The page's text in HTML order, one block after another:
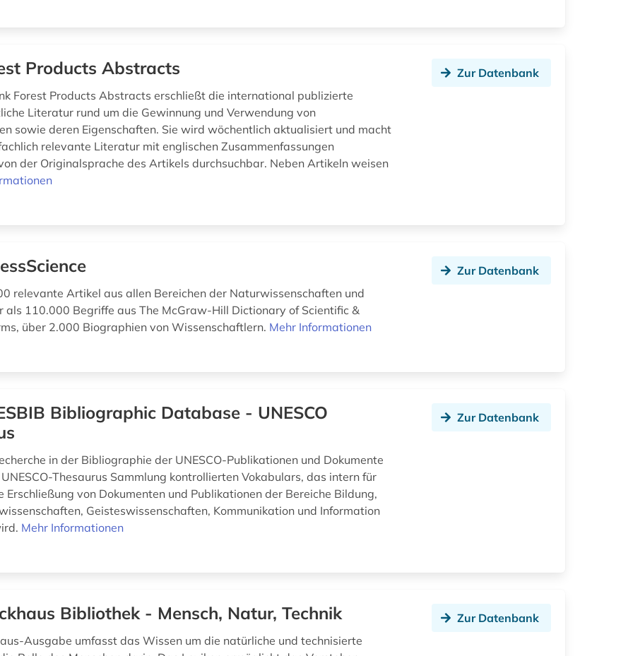
Products Abstracts
Forest Products Abstracts erschließt die international publizierte
Literatur rund um die Gewinnung und Verwendung von
sowie deren Eigenschaften. Sie wird wöchentlich aktualisiert und macht
relevante Literatur mit englischen Zusammenfassungen
der Originalsprache des Artikels durchsuchbar. Neben Artikeln weisen
Zur Datenbank
relevante Artikel aus allen Bereichen der Naturwissenschaften und
als 110.000 Begriffe aus The McGraw-Hill Dictionary of Scientific &
über 2.000 Biographien von Wissenschaftlern. Mehr Informationen
Zur Datenbank
Bibliographic Database - UNESCO
in der Bibliographie der UNESCO-Publikationen und Dokumente
UNESCO-Thesaurus Sammlung kontrollierten Vokabulars, das intern für
Erschließung von Dokumenten und Publikationen der Bereiche Bildung,
Geisteswissenschaften, Kommunikation und Information
Mehr Informationen
Zur Datenbank
Bibliothek - Mensch, Natur, Technik
Ausgabe umfasst das Wissen um die natürliche und technisierte
Zur Datenbank